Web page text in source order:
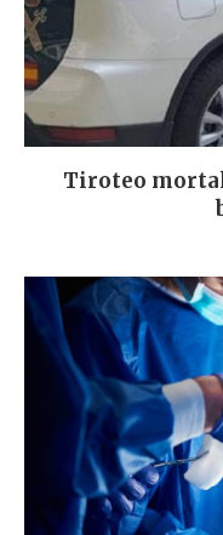
Tiroteo